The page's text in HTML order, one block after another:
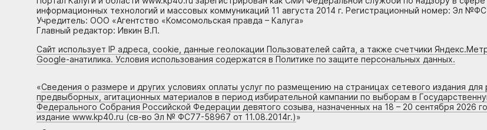
информационных технологий и массовых коммуникаций 11 августа 2014 г. Регистрационный номер: Эл
Учредитель: ООО «Агентство «Комсомольская правда – Калуга»
Главный редактор: Ивкин В.П.
Сайт использует IP адреса, cookie, данные геолокации Пользователей сайта, а также счетчики
Google-анатилика. Условия использования содержатся в Политике по защите персональных данных.
«Сведения о размере и других условиях оплаты услуг по размещению на страницах сетевого издания
предвыборных, агитационных материалов в период избирательной кампании по выборам в
Федерального Собрания Российской Федерации девятого созыва, назначенных на 18 – 20 сентября 2026
издание www.kp40.ru (св-во Эл № ФС77-58967 от 11.08.2014г.)»